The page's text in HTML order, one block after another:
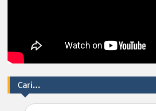
Cari…
Search